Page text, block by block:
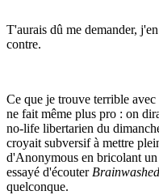
T'aurais dû me demander,
contre.
Ce que je trouve terrible
ne fait même plus pro : on
no-life libertarien du
croyait subversif à mettre
d'Anonymous en bricolant
essayé d'écouterBrainwashed
quelconque.